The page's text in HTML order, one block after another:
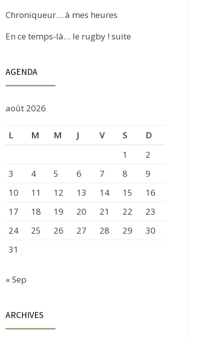
Chroniqueur… à mes heures
En ce temps-là… le rugby ! suite
AGENDA
août 2026
L M M J V S
D
1
2
3
4 5 6 7 8
9
10
11 12 13 14 15
16
17
18 19 20 21 22
23
24
25 26 27 28 29
30
31
« Sep
ARCHIVES